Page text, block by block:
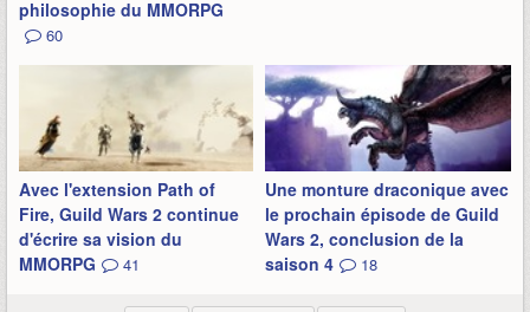
philosophie du MMORPG
60
Avec l'extension Path of
Fire, Guild Wars 2 continue
d'écrire sa vision du
MMORPG
41
Une monture draconique avec
le prochain épisode de Guild
Wars 2, conclusion de la
saison 4
18